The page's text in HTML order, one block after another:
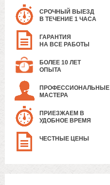
СРОЧНЫЙ ВЫЕЗД
В ТЕЧЕНИЕ 1 ЧАСА
ГАРАНТИЯ
НА ВСЕ РАБОТЫ
БОЛЕЕ 10 ЛЕТ
ОПЫТА
ПРОФЕССИОНАЛЬНЫЕ
МАСТЕРА
ПРИЕЗЖАЕМ В
УДОБНОЕ ВРЕМЯ
ЧЕСТНЫЕ ЦЕНЫ